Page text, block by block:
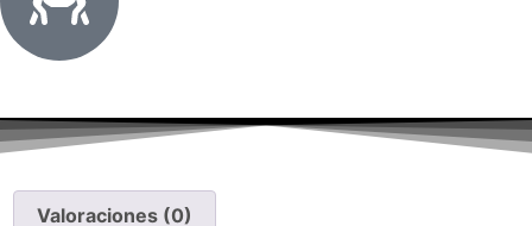
Valoraciones (0)